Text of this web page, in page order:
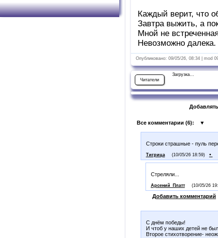
Каждый верит, что
Завтра выжить, а
Мной не
Невозможно далека.
Опубликовано: 09/05/26, 08:34 | mod
Читатели
Загрузка...
Все комментарии (6): ▼
Строки страшные - пуль
Тигрица (10/05/26 18:59) •
Стреляли...
Арсений_Платт (10/05/26
Добавить комментарий
С днём победы!
И чтоб у наших детей не
Второе стихотворение-